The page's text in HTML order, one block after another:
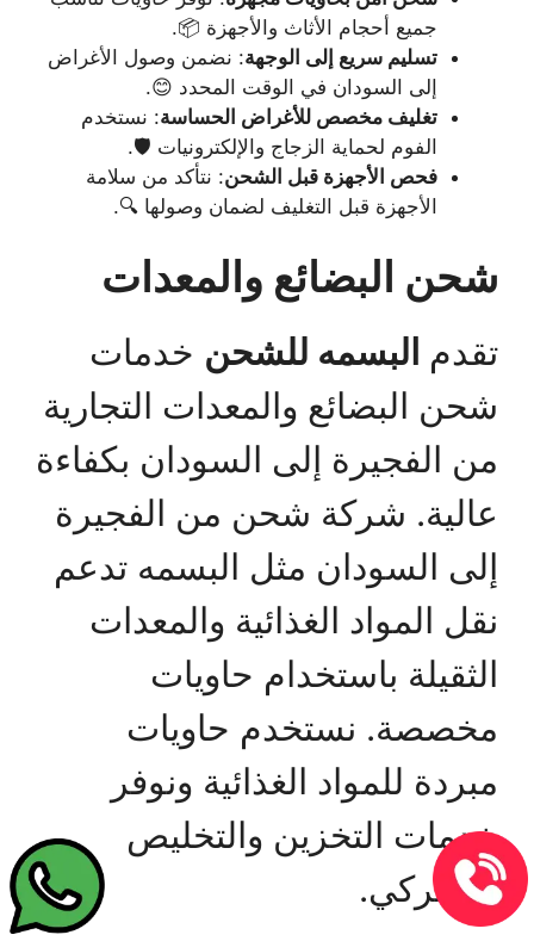
جميع أحجام الأثاث والأجهزة 📦.
تسليم سريع إلى الوجهة: نضمن وصول الأغراض
إلى السودان في الوقت المحدد 😊.
تغليف مخصص للأغراض الحساسة: نستخدم
الفوم لحماية الزجاج والإلكترونيات 🛡️.
فحص الأجهزة قبل الشحن: نتأكد من سلامة
الأجهزة قبل التغليف لضمان وصولها 🔍.
شحن البضائع والمعدات
تقدم البسمه للشحن خدمات
شحن البضائع والمعدات التجارية
من الفجيرة إلى السودان بكفاءة
عالية. شركة شحن من الفجيرة
إلى السودان مثل البسمه تدعم
نقل المواد الغذائية والمعدات
الثقيلة باستخدام حاويات
مخصصة. نستخدم حاويات
مبردة للمواد الغذائية ونوفر
خدمات التخزين والتخليص
الجمركي.